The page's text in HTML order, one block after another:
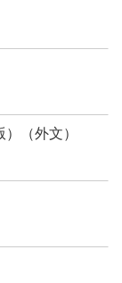
（外文）